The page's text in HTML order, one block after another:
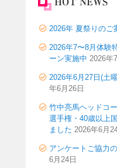
2026年 夏祭りのご
2026年7〜8月体験
ーン実施中 2026年
2026年6月27日(土
年6月26日
竹中亮馬ヘッドコ
選手権・40歳以上
ました 2026年6月
アンケートご協力
6月24日